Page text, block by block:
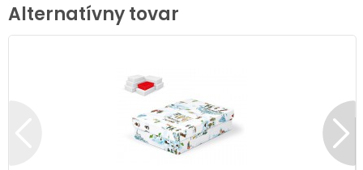
Alternatívny tovar